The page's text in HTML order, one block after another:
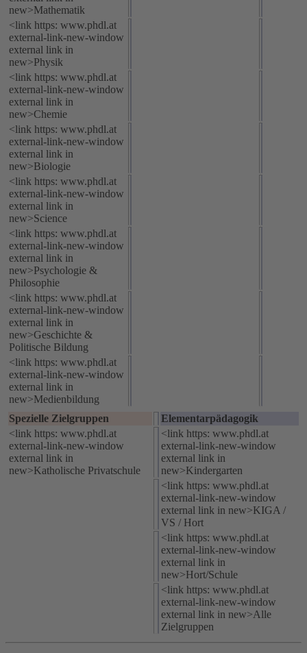
new>Mathematik
<link https: www.phdl.at
external-link-new-window
external link in
new>Physik
<link https: www.phdl.at
external-link-new-window
external link in
new>Chemie
<link https: www.phdl.at
external-link-new-window
external link in
new>Biologie
<link https: www.phdl.at
external-link-new-window
external link in
new>Science
<link https: www.phdl.at
external-link-new-window
external link in
new>Psychologie &
Philosophie
<link https: www.phdl.at
external-link-new-window
external link in
new>Geschichte &
Politische Bildung
<link https: www.phdl.at
external-link-new-window
external link in
new>Medienbildung
Spezielle Zielgruppen
Elementarpädagogik
<link https: www.phdl.at
external-link-new-window
external link in
new>Katholische Privatschule
<link https: www.phdl.at
external-link-new-window
external link in
new>Kindergarten
<link https: www.phdl.at
external-link-new-window
external link in new>KIGA /
VS / Hort
<link https: www.phdl.at
external-link-new-window
external link in
new>Hort/Schule
<link https: www.phdl.at
external-link-new-window
external link in new>Alle
Zielgruppen